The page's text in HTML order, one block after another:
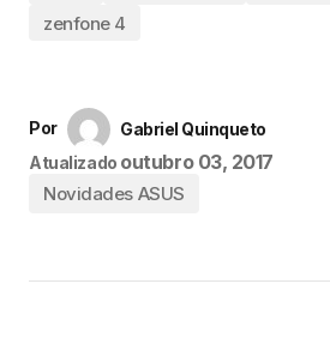
zenfone 4
Por
Gabriel Quinqueto
Atualizado outubro 03, 2017
Novidades ASUS